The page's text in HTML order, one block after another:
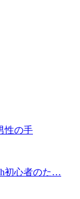
性の手
初心者のた…